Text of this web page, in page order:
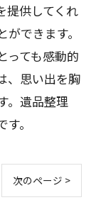
提供してくれ
できます。
っても感動的
、思い出を胸
。遺品整理
。
次のページ >